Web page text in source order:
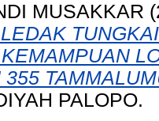
MUSAKKAR
PALOPO.